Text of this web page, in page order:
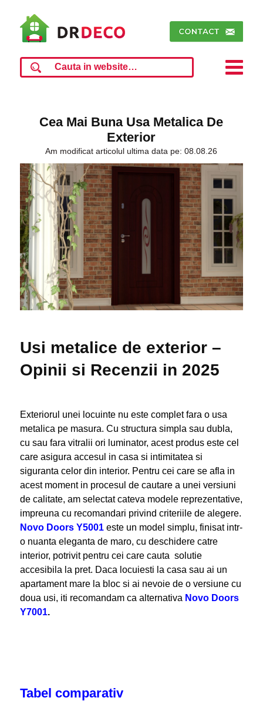
Cea Mai Buna Usa Metalica De
Exterior
Am modificat articolul ultima data pe: 08.08.26
Usi metalice de exterior –
Opinii si Recenzii in 2025
Exteriorul unei locuinte nu este complet fara o usa
metalica pe masura. Cu structura simpla sau dubla,
cu sau fara vitralii ori luminator, acest produs este cel
care asigura accesul in casa si intimitatea si
siguranta celor din interior. Pentru cei care se afla in
acest moment in procesul de cautare a unei versiuni
de calitate, am selectat cateva modele reprezentative,
impreuna cu recomandari privind criteriile de alegere.
Novo Doors Y5001 este un model simplu, finisat intr-
o nuanta eleganta de maro, cu deschidere catre
interior, potrivit pentru cei care cauta solutie
accesibila la pret. Daca locuiesti la casa sau ai un
apartament mare la bloc si ai nevoie de o versiune cu
doua usi, iti recomandam ca alternativa Novo Doors
Y7001.
Tabel comparativ